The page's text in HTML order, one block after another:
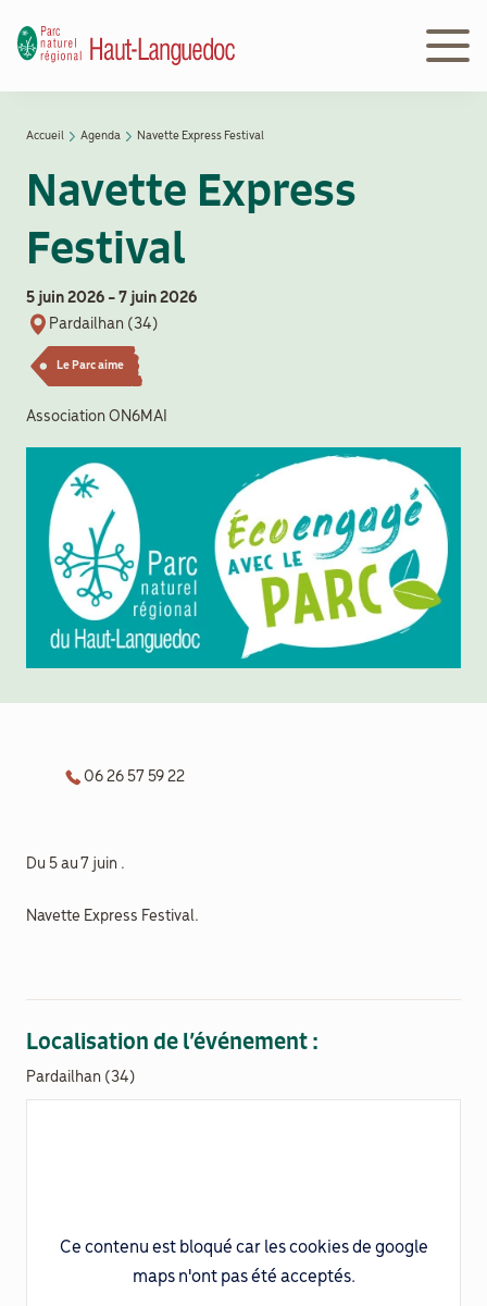
contenu
principal
Découvrir
Le
en
action
Parc
peut
vous
aider
Boulègue
Ton Futur
Secondaire
Actualités
Contact
Recherche
d'Ariane
Accueil Agenda Navette Express Festival
Navette Express
Festival
5 juin 2026 -7 juin 2026
Pardailhan (34)
Le Parc aime
Association ON6MAI
06 26 57 59 22
Du 5 au 7 juin .
Navette Express Festival.
Localisation de l’événement :
Pardailhan (34)
Ce contenu est bloqué car les cookies de google
maps n'ont pas été acceptés.